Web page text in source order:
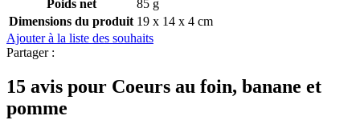
Poids net
85 g
Dimensions du produit 19 x 14 x 4 cm
Ajouter à la liste des souhaits
Partager :
15 avis pour Coeurs au foin, banane et
pomme